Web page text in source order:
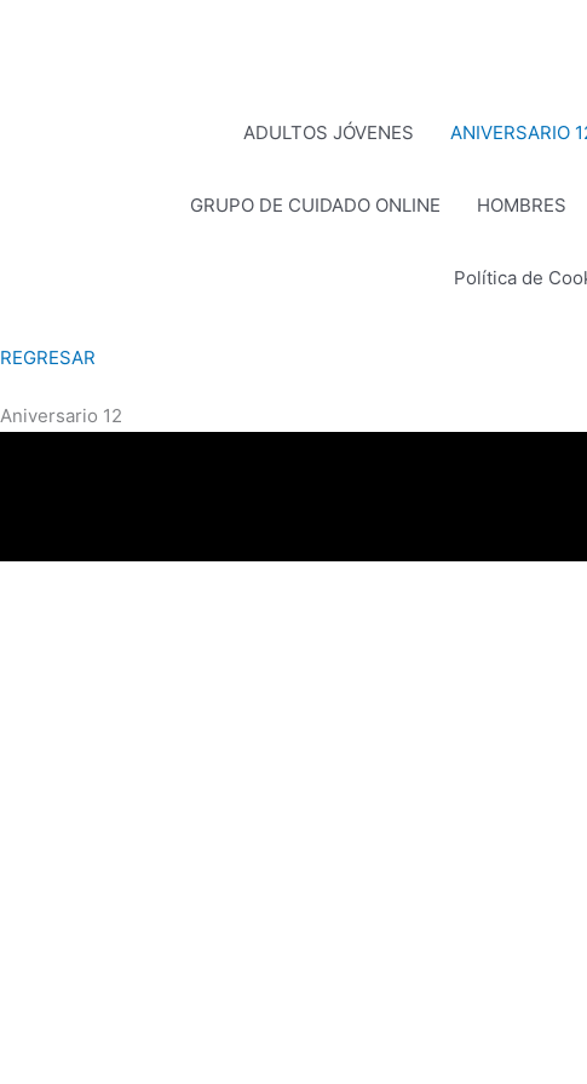
ADULTOS JÓVENES ANIVERSARIO
GRUPO DE CUIDADO ONLINE HOMBRES
Política de
REGRESAR
Aniversario 12